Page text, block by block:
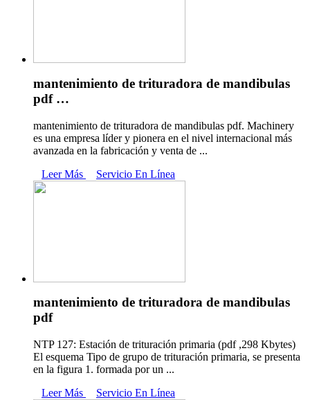
mantenimiento de trituradora de mandibulas
pdf …
mantenimiento de trituradora de mandibulas pdf. Machinery
es una empresa líder y pionera en el nivel internacional más
avanzada en la fabricación y venta de ...
Leer Más
Servicio En Línea
mantenimiento de trituradora de mandibulas
pdf
NTP 127: Estación de trituración primaria (pdf ,298 Kbytes)
El esquema Tipo de grupo de trituración primaria, se presenta
en la figura 1. formada por un ...
Leer Más
Servicio En Línea